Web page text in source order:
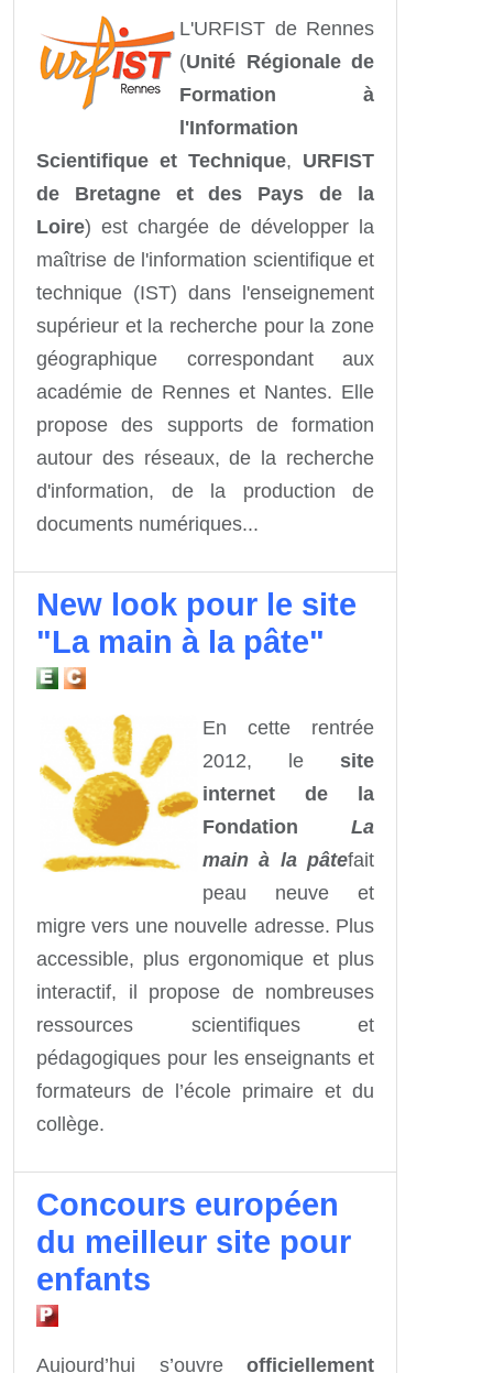
L'URFIST de Rennes
(Unité Régionale de
Formation à
l'Information
Scientifique et Technique, URFIST
de Bretagne et des Pays de la
Loire) est chargée de développer la
maîtrise de l'information scientifique et
technique (IST) dans l'enseignement
supérieur et la recherche pour la zone
géographique correspondant aux
académie de Rennes et Nantes. Elle
propose des supports de formation
autour des réseaux, de la recherche
d'information, de la production de
documents numériques...
New look pour le site
"La main à la pâte"
En cette rentrée
2012, le site
internet de la
Fondation La
main à la pâtefait
peau neuve et
migre vers une nouvelle adresse. Plus
accessible, plus ergonomique et plus
interactif, il propose de nombreuses
ressources scientifiques et
pédagogiques pour les enseignants et
formateurs de l’école primaire et du
collège.
Concours européen
du meilleur site pour
enfants
Aujourd’hui s’ouvre officiellement